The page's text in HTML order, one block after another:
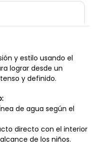
y estilo usando el
lograr desde un
y definido.
de agua según el
directo con el interior
de los niños.